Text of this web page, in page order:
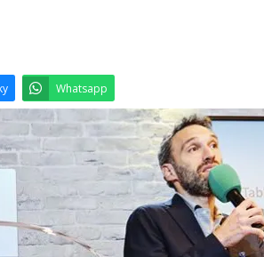
Twitter Bluesky